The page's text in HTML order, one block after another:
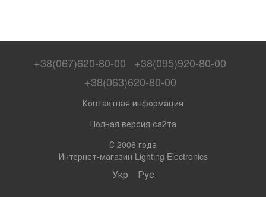
+38(067)620-80-00
+38(095)920-80-00
+38(063)620-80-00
Контактная информация
Полная версия сайта
С 2006 года
Интернет-магазин Lighting Electronics
Укр Рус